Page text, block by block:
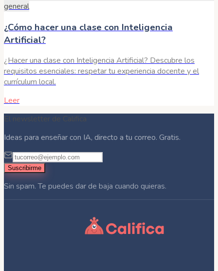
general
¿Cómo hacer una clase con Inteligencia
Artificial?
¿Hacer una clase con Inteligencia Artificial? Descubre los
requisitos esenciales: respetar tu experiencia docente y el
currículum local.
Leer
El newsletter de Califica
Ideas para enseñar con IA, directo a tu correo. Gratis.
Suscribirme
Sin spam. Te puedes dar de baja cuando quieras.